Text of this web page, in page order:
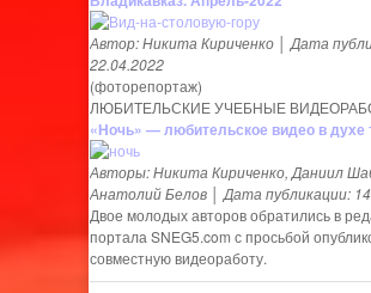
Автор: Никита Кириченко │ Дата
22.04.2022
(фоторепортаж)
ЛЮБИТЕЛЬСКИЕ УЧЕБНЫЕ
«Ночь» — любительское видео в духе
Авторы: Никита Кириченко, Даниил
Анатолий Белов │ Дата публикации:
Двое молодых авторов обратились в
портала SNEG5.com с просьбой
совместную видеоработу.